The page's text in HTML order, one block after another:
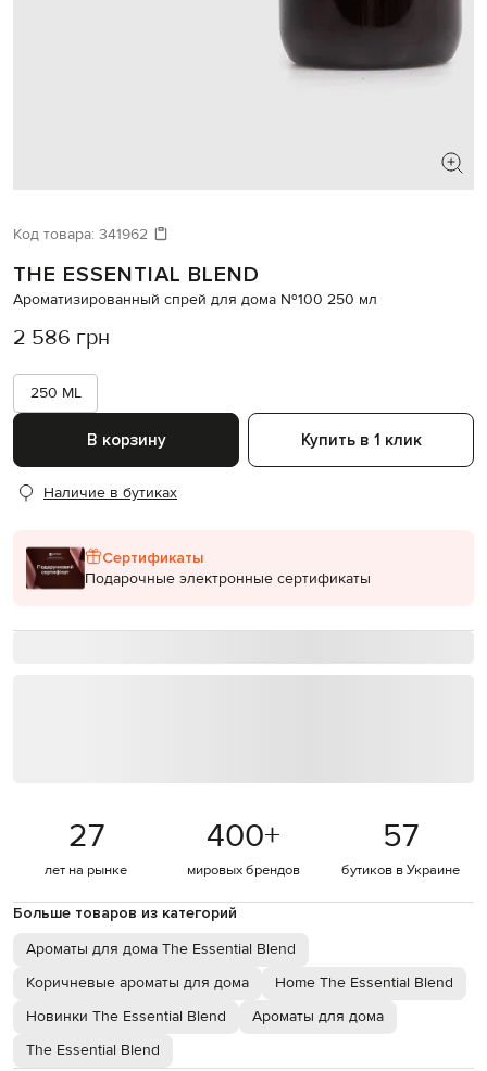
Код товара: 341962
THE ESSENTIAL BLEND
Ароматизированный спрей для дома №100 250 мл
2 586 грн
250 ML
В корзину Купить в 1 клик
Наличие в бутиках
Сертификаты
Подарочные электронные сертификаты
27
лет на рынке
400+
мировых брендов
57
бутиков в Украине
Больше товаров из категорий
Ароматы для дома The Essential Blend
Коричневые ароматы для дома
Home The Essential Blend
Новинки The Essential Blend
Ароматы для дома
The Essential Blend